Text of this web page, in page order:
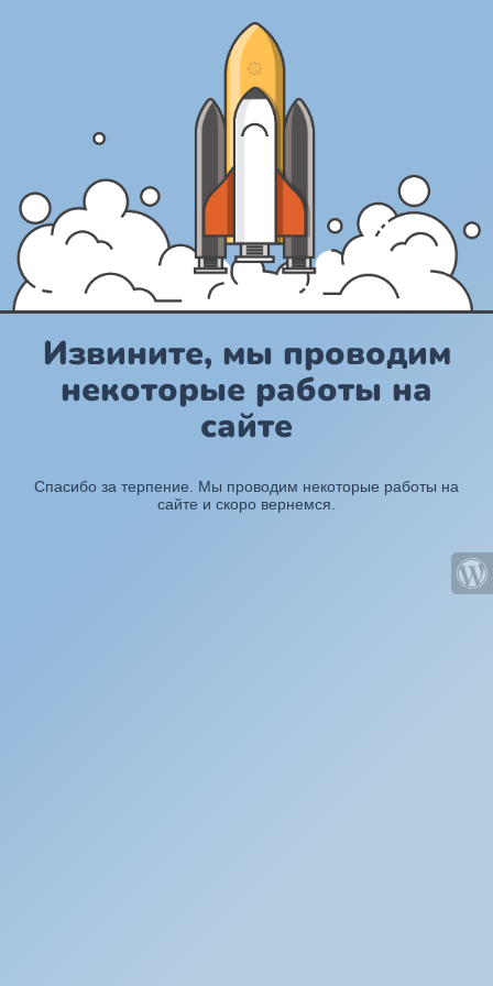
Извините, мы проводим
некоторые работы на
сайте
Спасибо за терпение. Мы проводим некоторые работы на
сайте и скоро вернемся.